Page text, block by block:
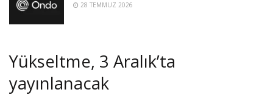
28 TEMMUZ 2026
Yükseltme, 3 Aralık’ta
yayınlanacak